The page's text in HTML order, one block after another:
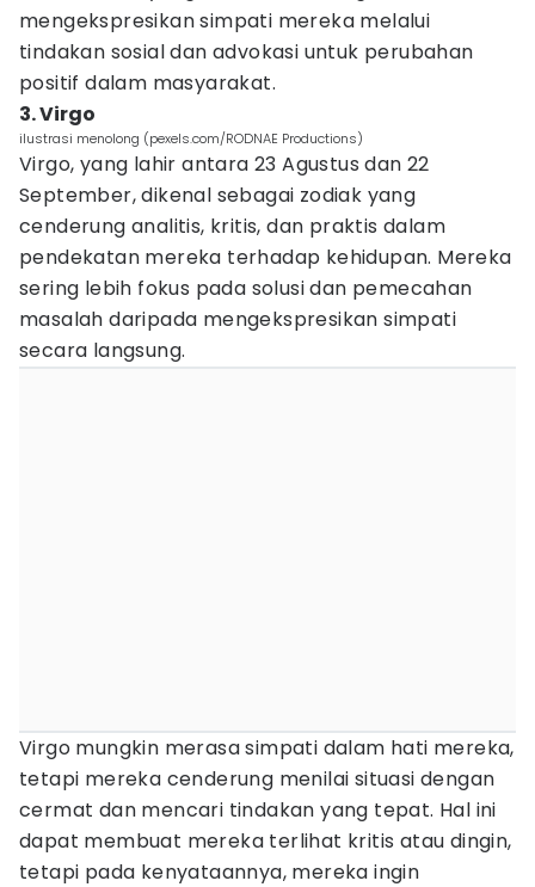
mengekspresikan simpati mereka melalui
tindakan sosial dan advokasi untuk perubahan
positif dalam masyarakat.
3. Virgo
ilustrasi menolong (pexels.com/RODNAE Productions)
Virgo, yang lahir antara 23 Agustus dan 22
September, dikenal sebagai zodiak yang
cenderung analitis, kritis, dan praktis dalam
pendekatan mereka terhadap kehidupan. Mereka
sering lebih fokus pada solusi dan pemecahan
masalah daripada mengekspresikan simpati
secara langsung.
Virgo mungkin merasa simpati dalam hati mereka,
tetapi mereka cenderung menilai situasi dengan
cermat dan mencari tindakan yang tepat. Hal ini
dapat membuat mereka terlihat kritis atau dingin,
tetapi pada kenyataannya, mereka ingin